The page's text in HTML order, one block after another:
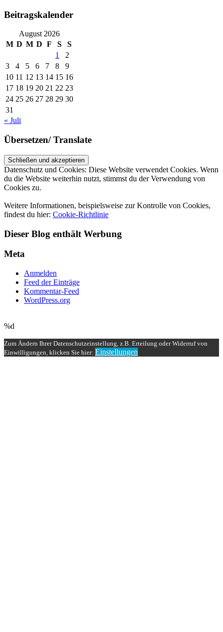
Beitragskalender
August 2026
M D M D F S
S
1
2
3
4 5 6 7 8
9
10 11 12 13 14 15 16
17 18 19 20 21 22 23
24 25 26 27 28 29 30
31
« Juli
Übersetzen/ Translate
Datenschutz und Cookies: Diese Website verwendet Cookies. Wenn
du die Website weiterhin nutzt, stimmst du der Verwendung von
Cookies zu.
Weitere Informationen, beispielsweise zur Kontrolle von Cookies,
findest du hier: Cookie-Richtlinie
Dieser Blog enthält Werbung
Meta
Anmelden
Feed der Einträge
Kommentar-Feed
WordPress.org
%d
Zum Ändern Ihrer Datenschutzeinstellung, z.B. Erteilung oder Widerruf von
Einwilligungen, klicken Sie hier: Einstellungen